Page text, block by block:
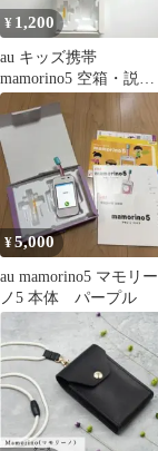
¥ 1,200
au キッズ携帯
mamorino5 空箱・説明
書・工具 3セット まと
め売り
¥5,000
au mamorino5 マモリー
ノ5 本体 パープル